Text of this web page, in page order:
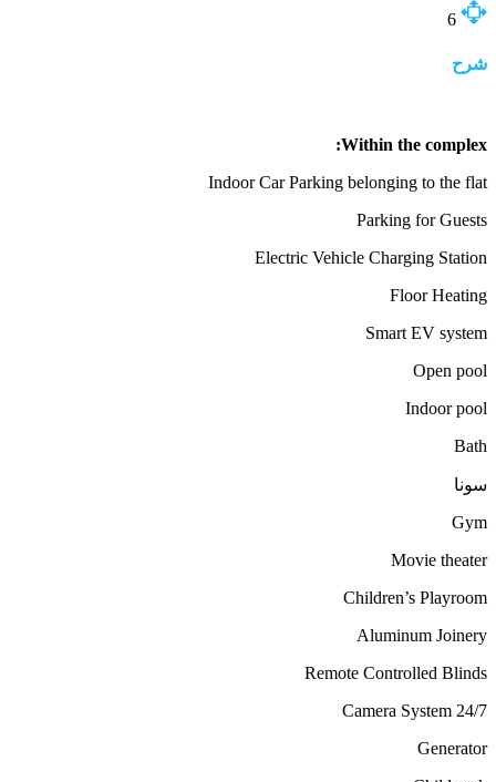
6
شرح
Within the complex:
Indoor Car Parking belonging to the flat
Parking for Guests
Electric Vehicle Charging Station
Floor Heating
Smart EV system
Open pool
Indoor pool
Bath
سونا
Gym
Movie theater
Children’s Playroom
Aluminum Joinery
Remote Controlled Blinds
24/7 Camera System
Generator